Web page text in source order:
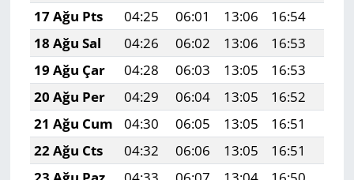
17 Ağu Pts
04:25 06:01 13:06 16:54
18 Ağu Sal
04:26 06:02 13:06 16:53
19 Ağu Çar
04:28 06:03 13:05 16:53
20 Ağu Per
04:29 06:04 13:05 16:52
21 Ağu Cum
04:30 06:05 13:05 16:51
22 Ağu Cts
04:32 06:06 13:05 16:51